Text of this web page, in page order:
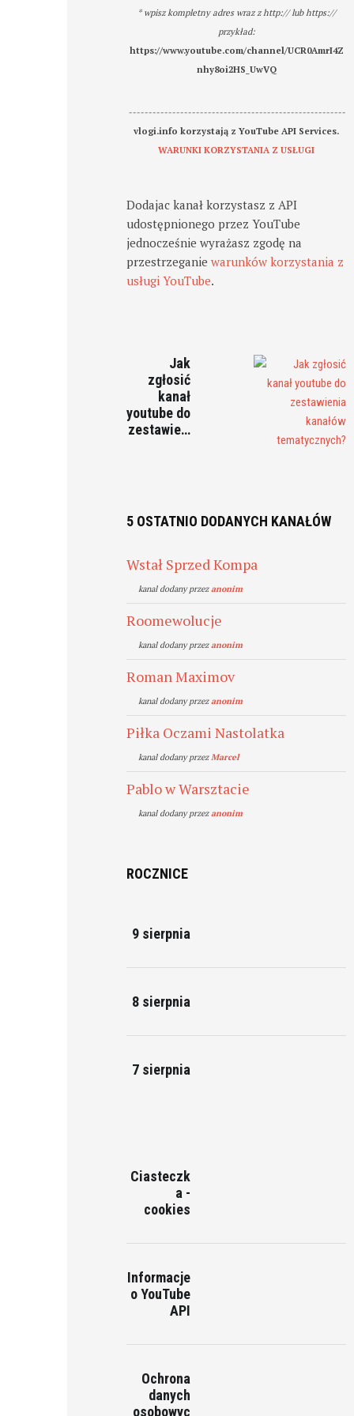
* wpisz kompletny adres wraz z http:// lub https://
przykład:
https://www.youtube.com/channel/UCR0AmrI4Z
nhy8oi2HS_UwVQ
-------------------------------------------------------
vlogi.info korzystają z YouTube API Services.
WARUNKI KORZYSTANIA Z USŁUGI
Dodajac kanał korzystasz z API
udostępnionego przez YouTube
jednocześnie wyrażasz zgodę na
przestrzeganiewarunków korzystania z
usługi YouTube.
Jak
zgłosić
kanał
youtube do
zestawie…
5 OSTATNIO DODANYCH KANAŁÓW
Wstał Sprzed Kompa
kanal dodany przezanonim
Roomewolucje
kanal dodany przezanonim
Roman Maximov
kanal dodany przezanonim
Piłka Oczami Nastolatka
kanal dodany przezMarcel
Pablo w Warsztacie
kanal dodany przezanonim
ROCZNICE
9 sierpnia
8 sierpnia
7 sierpnia
Ciasteczk
a -
cookies
Informacje
o YouTube
API
Ochrona
danych
osobowyc